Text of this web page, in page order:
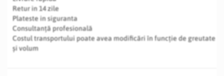
Retur in 14 zile
Plateste in siguranta
Consultanță profesională
Costul transportului poate avea modificări în funcție de greutate
și volum